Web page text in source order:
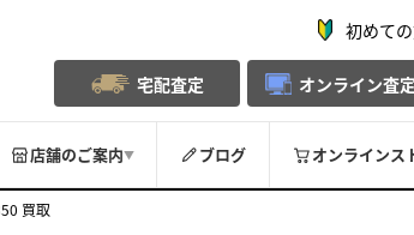
初めて
宅配査定 オンライン査定
店舗のご案内▼ ブログ オンラインス
買取